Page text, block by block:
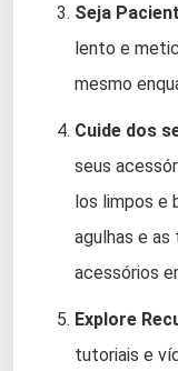
Seja
lento e
mesmo
Cuide dos
seus
los limpos e
agulhas e
acessórios
Explore
tutoriais e